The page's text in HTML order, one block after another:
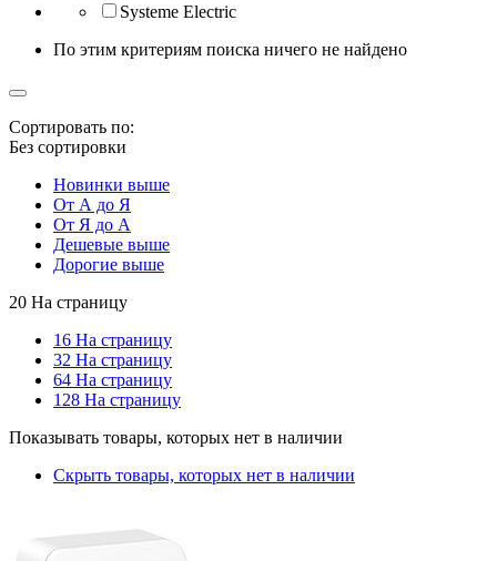
Systeme Electric
По этим критериям поиска ничего не найдено
Сортировать по:
Без сортировки
Новинки выше
От А до Я
От Я до А
Дешевые выше
Дорогие выше
20 На страницу
16 На страницу
32 На страницу
64 На страницу
128 На страницу
Показывать товары, которых нет в наличии
Скрыть товары, которых нет в наличии